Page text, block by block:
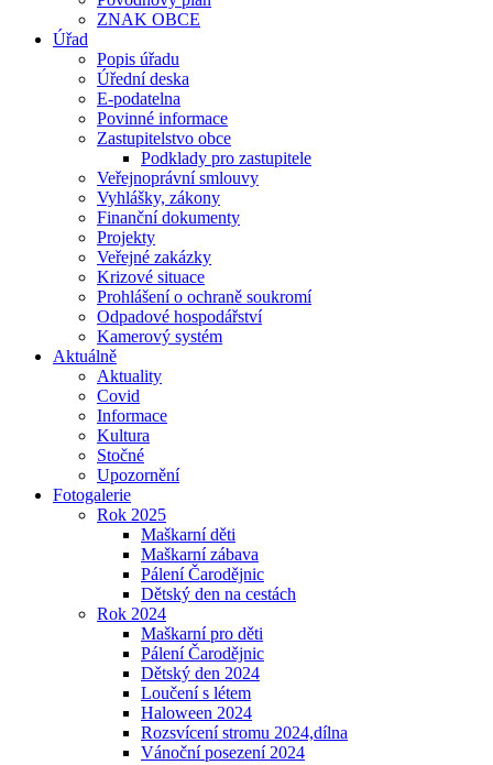
ZNAK OBCE
Úřad
Popis úřadu
Úřední deska
E-podatelna
Povinné informace
Zastupitelstvo obce
Podklady pro zastupitele
Veřejnoprávní smlouvy
Vyhlášky, zákony
Finanční dokumenty
Projekty
Veřejné zakázky
Krizové situace
Prohlášení o ochraně soukromí
Odpadové hospodářství
Kamerový systém
Aktuálně
Aktuality
Covid
Informace
Kultura
Stočné
Upozornění
Fotogalerie
Rok 2025
Maškarní děti
Maškarní zábava
Pálení Čarodějnic
Dětský den na cestách
Rok 2024
Maškarní pro děti
Pálení Čarodějnic
Dětský den 2024
Loučení s létem
Haloween 2024
Rozsvícení stromu 2024,dílna
Vánoční posezení 2024